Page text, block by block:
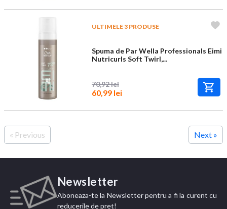
ULTIMELE 3 PRODUSE
Spuma de Par Wella Professionals Eimi
Nutricurls Soft Twirl,...
70,92 lei
60,99 lei
« Previous Next »
Newsletter
Aboneaza-te la Newsletter pentru a fi la curent cu
reducerile de pret!